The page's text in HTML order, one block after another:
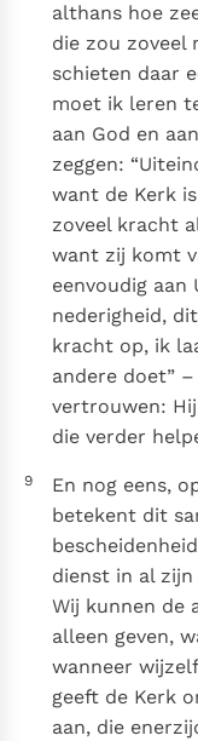
althans hoe
die zou zoveel
schieten daar
moet ik leren
aan God en
zeggen:
want de Kerk
zoveel kracht
want zij komt
eenvoudig aan
nederigheid,
kracht op, ik
andere doet”
vertrouwen:
die verder
9
En nog eens,
betekent dit
dienst in al
Wij kunnen de
alleen geven,
wanneer
geeft de Kerk
aan, die